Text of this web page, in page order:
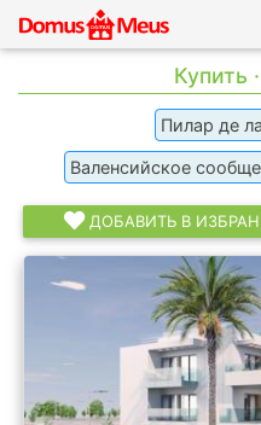
Купить
Пилар де
Валенсийское
ДОБАВИТЬ В